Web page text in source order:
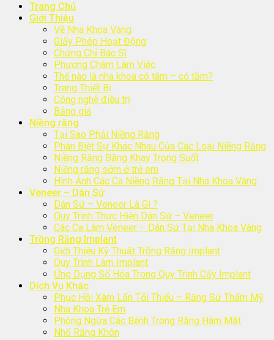
Trang Chủ
Giới Thiệu
Về Nha Khoa Vàng
Giấy Phép Hoạt Động
Chứng Chỉ Bác Sĩ
Phương Châm Làm Việc
Thế nào là nha khoa có tâm – có tầm?
Trang Thiết Bị
Công nghệ điều trị
Bảng giá
Niềng răng
Tại Sao Phải Niềng Răng
Phân Biệt Sự Khác Nhau Của Các Loại Niềng Răng
Niềng Răng Bằng Khay Trong Suốt
Niềng răng sớm ở trẻ em
Hình Ảnh Các Ca Niềng Răng Tại Nha Khoa Vàng
Veneer – Dán Sứ
Dán Sứ – Veneer Là Gì ?
Quy Trình Thực Hiện Dán Sứ – Veneer
Các Ca Làm Veneer – Dán Sứ Tại Nha Khoa Vàng
Trồng Răng Implant
Giới Thiệu Kỹ Thuật Trồng Răng Implant
Quy Trình Làm Implant
Ứng Dụng Số Hóa Trong Quy Trình Cấy Implant
Dịch Vụ Khác
Phục Hồi Xâm Lấn Tối Thiểu – Răng Sứ Thẩm Mỹ
Nha Khoa Trẻ Em
Phòng Ngừa Các Bệnh Trong Răng Hàm Mặt
Nhổ Răng Khôn